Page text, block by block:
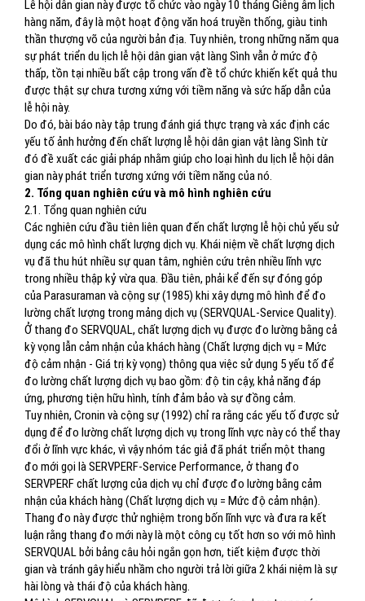
Lễ hội dân gian này được tổ chức vào ngày 10 tháng Giêng âm lịch
hàng năm, đây là một hoạt động văn hoá truyền thống, giàu tinh
thần thượng võ của người bản địa. Tuy nhiên, trong những năm qua
sự phát triển du lịch lễ hội dân gian vật làng Sình vẫn ở mức độ
thấp, tồn tại nhiều bất cập trong vấn đề tổ chức khiến kết quả thu
được thật sự chưa tương xứng với tiềm năng và sức hấp dẫn của
lễ hội này.
Do đó, bài báo này tập trung đánh giá thực trạng và xác định các
yếu tố ảnh hưởng đến chất lượng lễ hội dân gian vật làng Sình từ
đó đề xuất các giải pháp nhằm giúp cho loại hình du lịch lễ hội dân
gian này phát triển tương xứng với tiềm năng của nó.
2. Tổng quan nghiên cứu và mô hình nghiên cứu
2.1. Tổng quan nghiên cứu
Các nghiên cứu đầu tiên liên quan đến chất lượng lễ hội chủ yếu sử
dụng các mô hình chất lượng dịch vụ. Khái niệm về chất lượng dịch
vụ đã thu hút nhiều sự quan tâm, nghiên cứu trên nhiều lĩnh vực
trong nhiều thập kỷ vừa qua. Đầu tiên, phải kể đến sự đóng góp
của Parasuraman và cộng sự (1985) khi xây dựng mô hình để đo
lường chất lượng trong mảng dịch vụ (SERVQUAL-Service Quality).
Ở thang đo SERVQUAL, chất lượng dịch vụ được đo lường bằng cả
kỳ vọng lẫn cảm nhận của khách hàng (Chất lượng dịch vụ = Mức
độ cảm nhận - Giá trị kỳ vọng) thông qua việc sử dụng 5 yếu tố để
đo lường chất lượng dịch vụ bao gồm: độ tin cậy, khả năng đáp
ứng, phương tiện hữu hình, tính đảm bảo và sự đồng cảm.
Tuy nhiên, Cronin và cộng sự (1992) chỉ ra rằng các yếu tố được sử
dụng để đo lường chất lượng dịch vụ trong lĩnh vực này có thể thay
đổi ở lĩnh vực khác, vì vậy nhóm tác giả đã phát triển một thang
đo mới gọi là SERVPERF-Service Performance, ở thang đo
SERVPERF chất lượng của dịch vụ chỉ được đo lường bằng cảm
nhận của khách hàng (Chất lượng dịch vụ = Mức độ cảm nhận).
Thang đo này được thử nghiệm trong bốn lĩnh vực và đưa ra kết
luận rằng thang đo mới này là một công cụ tốt hơn so với mô hình
SERVQUAL bởi bảng câu hỏi ngắn gọn hơn, tiết kiệm được thời
gian và tránh gây hiểu nhầm cho người trả lời giữa 2 khái niệm là sự
hài lòng và thái độ của khách hàng.